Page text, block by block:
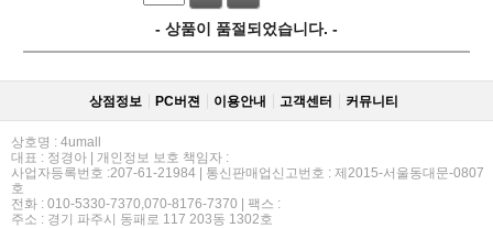
- 상품이 품절되었습니다. -
상점정보 PC버젼 이용안내 고객센터 커뮤니티
상호명 : 4umall
대표 : 정경아 | 개인정보 보호 책임자 :
사업자등록번호 :207-61-21984 | 통신판매업신고번호 : 제2015-서울동대문-0807
호
전화 : 010-5330-7370,070-8176-7370 | 팩스 :
주소 : 경기 파주시 동패로 117 203동 1302호